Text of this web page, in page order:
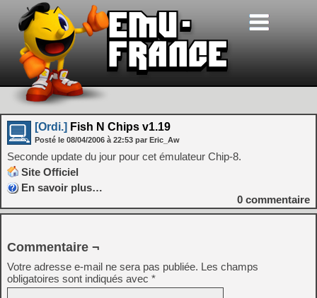
[Ordi.] Fish N Chips v1.19
Posté le 08/04/2006 à 22:53 par Eric_Aw
Seconde update du jour pour cet émulateur Chip-8.
Site Officiel
En savoir plus…
0 commentaire
Commentaire ¬
Votre adresse e-mail ne sera pas publiée. Les champs
obligatoires sont indiqués avec *